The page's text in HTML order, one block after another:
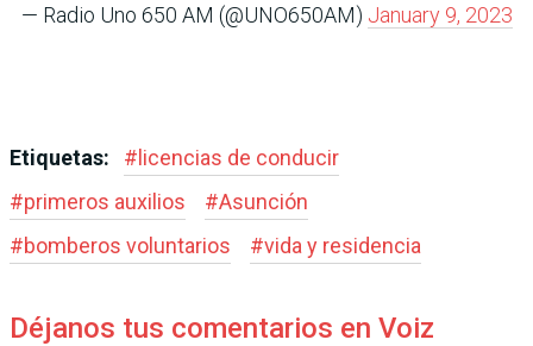
— Radio Uno 650 AM (@UNO650AM) January 9, 2023
Etiquetas: #licencias de conducir
#primeros auxilios #Asunción
#bomberos voluntarios #vida y residencia
Déjanos tus comentarios en Voiz